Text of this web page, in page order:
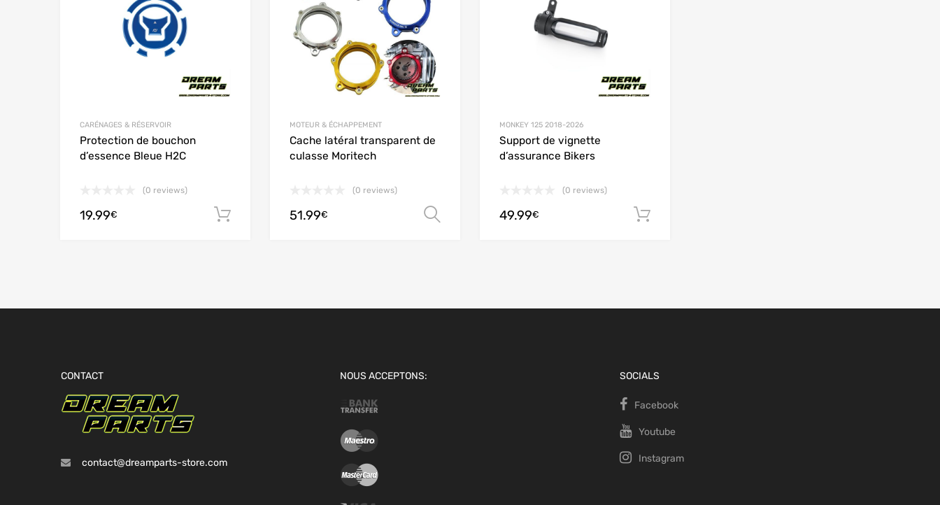
CARÉNAGES & RÉSERVOIR
Protection de bouchon
d’essence Bleue H2C
(0 reviews)
19.99€ Ajouter au panier
MOTEUR & ÉCHAPPEMENT
Cache latéral transparent de
culasse Moritech
(0 reviews)
51.99€ Choix des options
MONKEY 125 2018-2026
Support de vignette
d’assurance Bikers
(0 reviews)
49.99€
CONTACT
contact@dreamparts-store.com
NOUS ACCEPTONS: SOCIALS
Facebook
Youtube
Instagram